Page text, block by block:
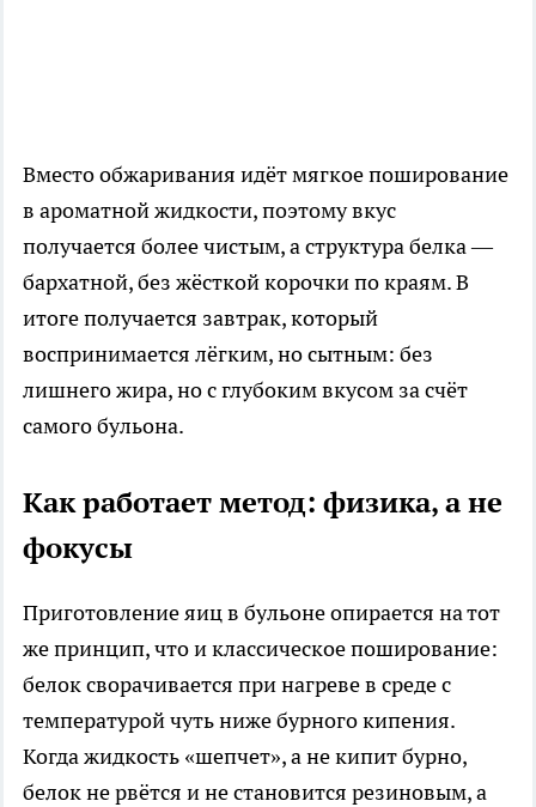
Вместо обжаривания идёт мягкое поширование
в ароматной жидкости, поэтому вкус
получается более чистым, а структура белка —
бархатной, без жёсткой корочки по краям. В
итоге получается завтрак, который
воспринимается лёгким, но сытным: без
лишнего жира, но с глубоким вкусом за счёт
самого бульона.​
Как работает метод: физика, а не
фокусы
Приготовление яиц в бульоне опирается на тот
же принцип, что и классическое поширование:
белок сворачивается при нагреве в среде с
температурой чуть ниже бурного кипения.
Когда жидкость «шепчет», а не кипит бурно,
белок не рвётся и не становится резиновым, а